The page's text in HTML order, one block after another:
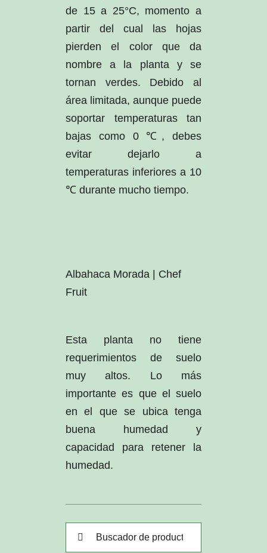
de 15 a 25°C, momento a
partir del cual las hojas
pierden el color que da
nombre a la planta y se
tornan verdes. Debido al
área limitada, aunque puede
soportar temperaturas tan
bajas como 0 ℃, debes
evitar dejarlo a
temperaturas inferiores a 10
℃ durante mucho tiempo.
Albahaca Morada | Chef
Fruit
Esta planta no tiene
requerimientos de suelo
muy altos. Lo más
importante es que el suelo
en el que se ubica tenga
buena humedad y
capacidad para retener la
humedad.
Buscar: